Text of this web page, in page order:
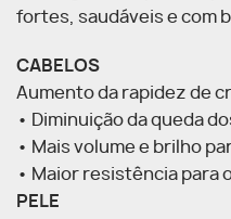
fortes, saudáveis e com
CABELOS
Aumento da rapidez de
• Diminuição da queda
• Mais volume e brilho
• Maior resistência para
PELE